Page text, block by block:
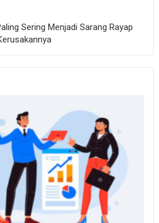
Sering Menjadi Sarang Rayap